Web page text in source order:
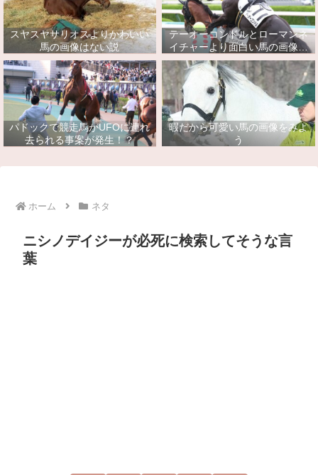
スヤスヤサリオスよりかわいい
馬の画像はない説
テーオーコンドルとローマンネ
イチャーより面白い馬の画像っ
てあるの？
パドックで競走馬がUFOに連れ
去られる事案が発生！？
暇だから可愛い馬の画像をみよ
う
ホーム ネタ
ニシノデイジーが必死に検索してそうな言
葉